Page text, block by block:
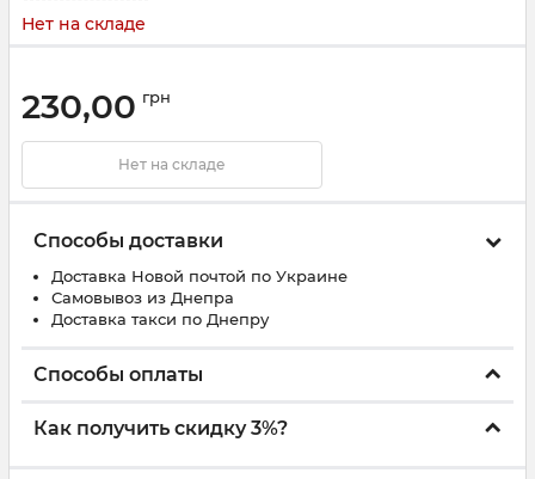
Нет на складе
230,00 грн
Нет на складе
Способы доставки
Доставка Новой почтой по Украине
Самовывоз из Днепра
Доставка такси по Днепру
Способы оплаты
Как получить скидку 3%?